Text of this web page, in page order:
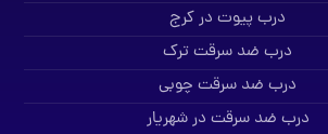
درب پیوت در کرج
درب ضد سرقت ترک
درب ضد سرقت چوبی
درب ضد سرقت در شهریار